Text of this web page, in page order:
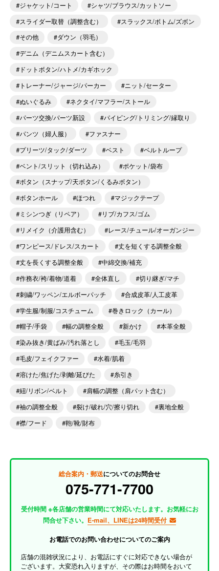
ジャケット/コート
シャツ/ブラウス/カットソー
スライダー取替（調整含む）
スラックス/ボトム/ズボン
その他
ダウン（羽毛）
デニム（デニムスカート含む）
ドットボタン/ハトメ/カギホック
トレーナー/ジャージ/パーカー
ニット/セーター
ぬいぐるみ
ネクタイ/マフラー/ストール
パーツ交換/パーツ新設
パイピング/トリミング/縁取り
パンツ（婦人服）
ファスナー
プリーツ/タック/ダーツ
ベスト
ベルトループ
ベント/スリット（切れ込み）
ポケット/袋布
ボタン（スナップ/天ボタン/くるみボタン）
ボタンホール
ほつれ
マジックテープ
ミシンつぎ（リペア）
リブ/カフス/ゴム
リメイク（介護用含む）
レース/チュール/オーガンジー
ワンピース/ドレス/スカート
丈を短くする調整全般
丈を長くする調整全般
中綿交換/補充
作務衣/袴/着物/道着
全体直し
切り継ぎ/マチ
刺繍/ワッペン/エルボーパッチ
合成皮革/人工皮革
学生服/制服/コスチューム
巻きロック（カール）
帽子/手袋
幅の調整全般 新かけ
本革全般
染み抜き/黄ばみ/汚れ落とし
毛玉/毛羽
毛皮/フェイクファー
水着/肌着
溶けた/焦げた/剥離/延びた
糸引き
紐/リボン/ベルト
肩幅の調整（肩パット含む）
袖の調整全般
裂け/破れ/穴/擦り切れ
裏地全般
襟/フード
鞄/靴/財布
総合案内・郵送についてのお問合せ
075-771-7700
受付時間 ※各店舗の営業時間にて対応いたします。お気軽にお
問合せ下さい。 E-mail、LINEは24時間受付
お電話でのお問い合わせについてのご案内
店舗の混雑状況により、お電話にすぐに対応できない場合が
ございます。大変恐れ入りますが、その際はお時間をおいて